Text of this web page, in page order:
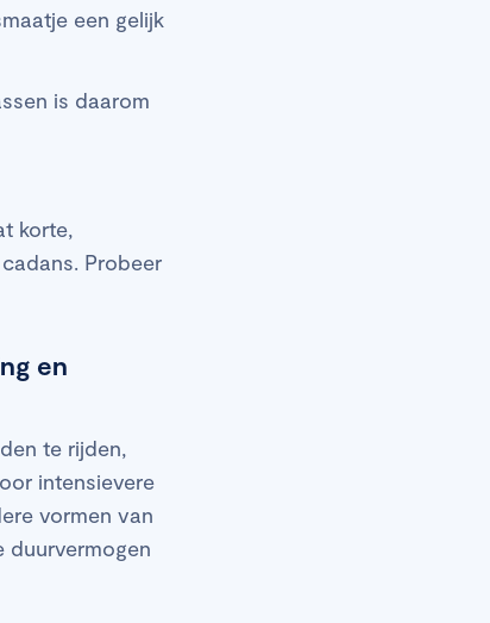
een gelijk
is daarom
korte,
Probeer
en
te rijden,
intensievere
vormen van
duurvermogen